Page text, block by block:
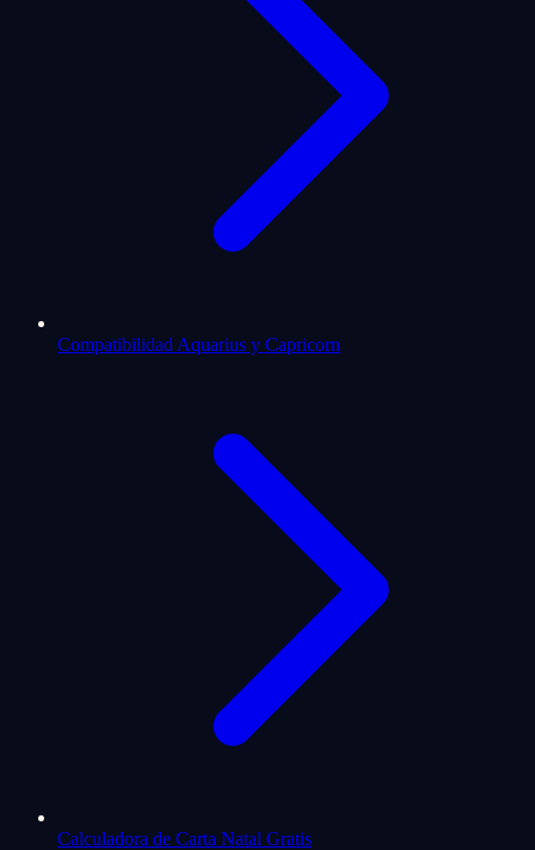
Compatibilidad Aquarius y Capricorn
Calculadora de Carta Natal Gratis